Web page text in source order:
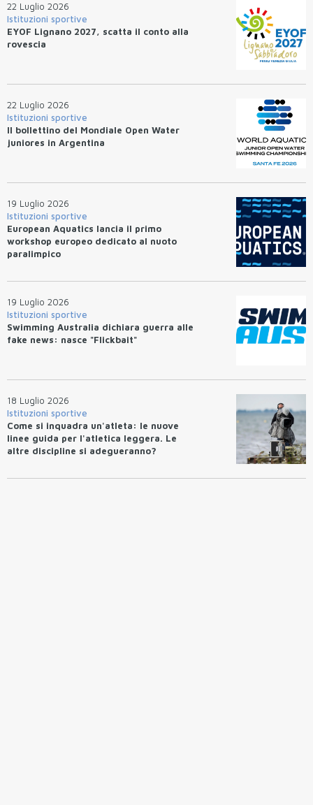
22 Luglio 2026
Istituzioni sportive
EYOF Lignano 2027, scatta il conto alla
rovescia
22 Luglio 2026
Istituzioni sportive
Il bollettino del Mondiale Open Water
juniores in Argentina
19 Luglio 2026
Istituzioni sportive
European Aquatics lancia il primo
workshop europeo dedicato al nuoto
paralimpico
19 Luglio 2026
Istituzioni sportive
Swimming Australia dichiara guerra alle
fake news: nasce "Flickbait"
18 Luglio 2026
Istituzioni sportive
Come si inquadra un'atleta: le nuove
linee guida per l'atletica leggera. Le
altre discipline si adegueranno?